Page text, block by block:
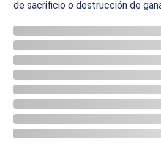
de sacrificio o destrucción de